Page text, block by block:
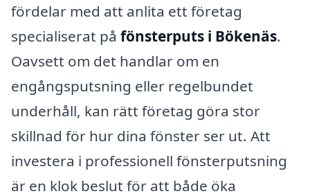
fördelar med att anlita ett företag
specialiserat på fönsterputs i Bökenäs.
Oavsett om det handlar om en
engångsputsning eller regelbundet
underhåll, kan rätt företag göra stor
skillnad för hur dina fönster ser ut. Att
investera i professionell fönsterputsning
är en klok beslut för att både öka